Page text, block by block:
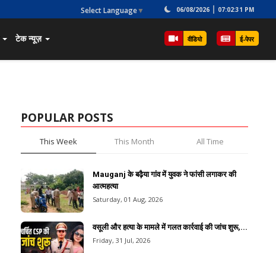
Select Language▼ 06/08/2026 07:02:31 PM
टेक न्यूज़ वीडियो ई-पेपर
POPULAR POSTS
This Week This Month All Time
Mauganj के बढ़ैया गांव में युवक ने फांसी लगाकर की
आत्महत्या
Saturday, 01 Aug, 2026
वसूली और हत्या के मामले में गलत कार्रवाई की जांच शुरू,...
Friday, 31 Jul, 2026